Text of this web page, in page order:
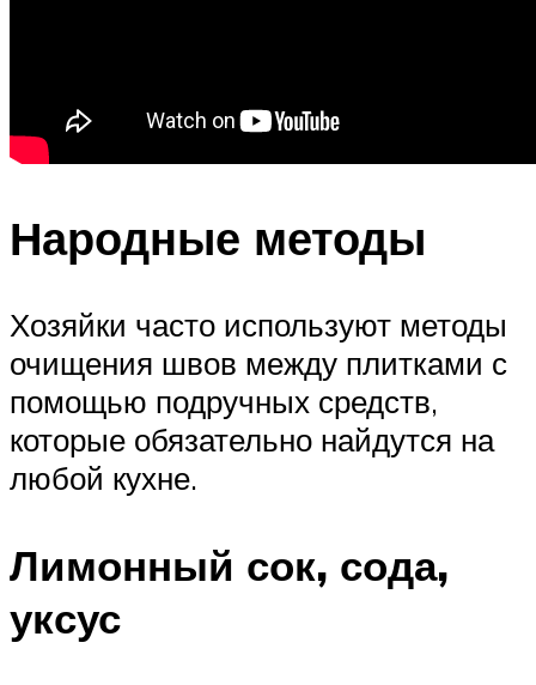
Народные методы
Хозяйки часто используют методы
очищения швов между плитками с
помощью подручных средств,
которые обязательно найдутся на
любой кухне.
Лимонный сок, сода,
уксус